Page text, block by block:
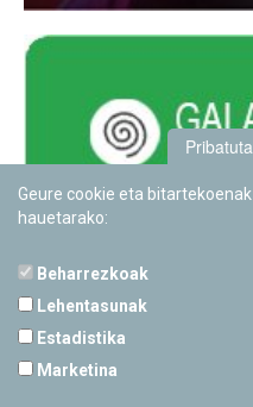
Geure cookie eta
hauetarako:
Beharrezkoak
Lehentasunak
Estadistika
Marketina